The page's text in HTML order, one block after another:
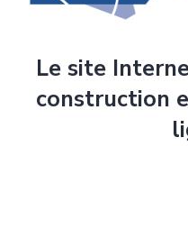
Le site
construction